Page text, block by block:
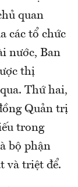
quan
các tổ chức
nước, Ban
thị
Thứ hai,
Quản trị
trong
bộ phận
và triệt để.